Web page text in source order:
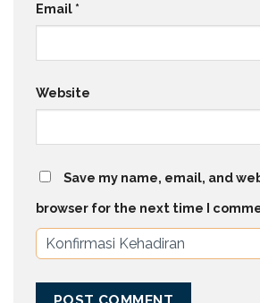
Email *
Website
Save my name, email, and
browser for the next time I